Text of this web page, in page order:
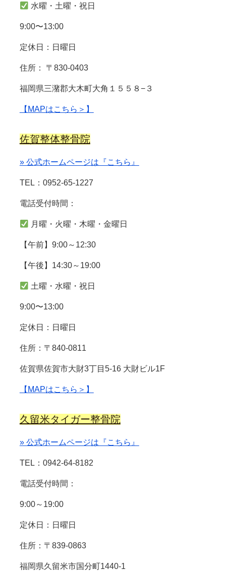
水曜・土曜・祝日
9:00〜13:00
定休日：日曜日
住所： 〒830-0403
福岡県三潴郡大木町大角１５５８−３
【MAPはこちら＞】
佐賀整体整骨院
» 公式ホームページは『こちら』
TEL：0952-65-1227
電話受付時間：
月曜・火曜・木曜・金曜日
【午前】9:00～12:30
【午後】14:30～19:00
土曜・水曜・祝日
9:00〜13:00
定休日：日曜日
住所：〒840-0811
佐賀県佐賀市大財3丁目5-16 大財ビル1F
【MAPはこちら＞】
久留米タイガー整骨院
» 公式ホームページは『こちら』
TEL：0942-64-8182
電話受付時間：
9:00～19:00
定休日：日曜日
住所：〒839-0863
福岡県久留米市国分町1440-1